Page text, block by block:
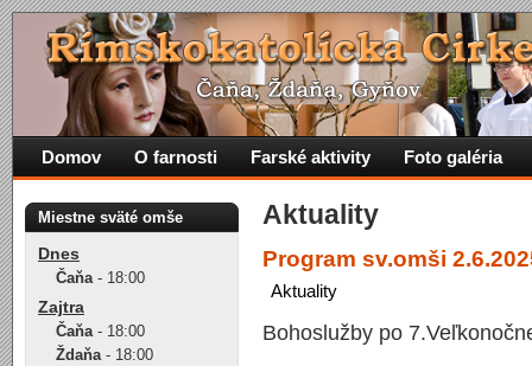
Aktuality
Program sv.omši
Aktuality
Bohoslužby po
Domov O farnosti Farské aktivity Foto galéria
Miestne sväté omše
Dnes
Čaňa- 18:00
Zajtra
Čaňa- 18:00
Ždaňa- 18:00